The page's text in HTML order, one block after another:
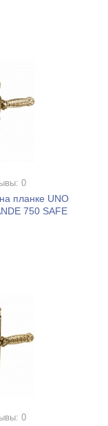
0
планке UNO
750 SAFE
0